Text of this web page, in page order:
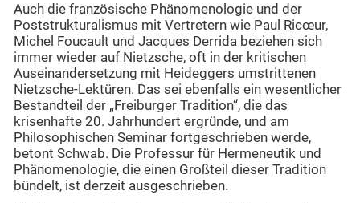
Auch die französische Phänomenologie und der
Poststrukturalismus mit Vertretern wie Paul Ricœur,
Michel Foucault und Jacques Derrida beziehen sich
immer wieder auf Nietzsche, oft in der kritischen
Auseinandersetzung mit Heideggers umstrittenen
Nietzsche-Lektüren. Das sei ebenfalls ein wesentlicher
Bestandteil der „Freiburger Tradition“, die das
krisenhafte 20. Jahrhundert ergründe, und am
Philosophischen Seminar fortgeschrieben werde,
betont Schwab. Die Professur für Hermeneutik und
Phänomenologie, die einen Großteil dieser Tradition
bündelt, ist derzeit ausgeschrieben.